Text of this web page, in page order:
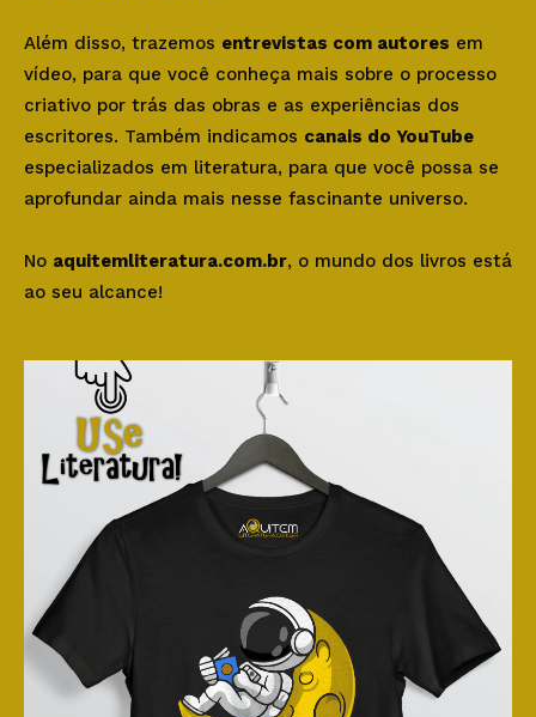
Além disso, trazemos entrevistas com autores em
vídeo, para que você conheça mais sobre o processo
criativo por trás das obras e as experiências dos
escritores. Também indicamos canais do YouTube
especializados em literatura, para que você possa se
aprofundar ainda mais nesse fascinante universo.
No aquitemliteratura.com.br, o mundo dos livros está
ao seu alcance!